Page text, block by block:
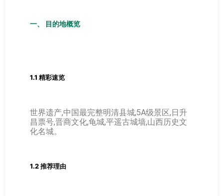
一、 目的地概览
1.1 精彩速览
世界遗产,中国最完整明清县城,5A级景区,日升
昌票号,晋商文化,龟城,平遥古城墙,山西历史文
化名城。
1.2 推荐理由